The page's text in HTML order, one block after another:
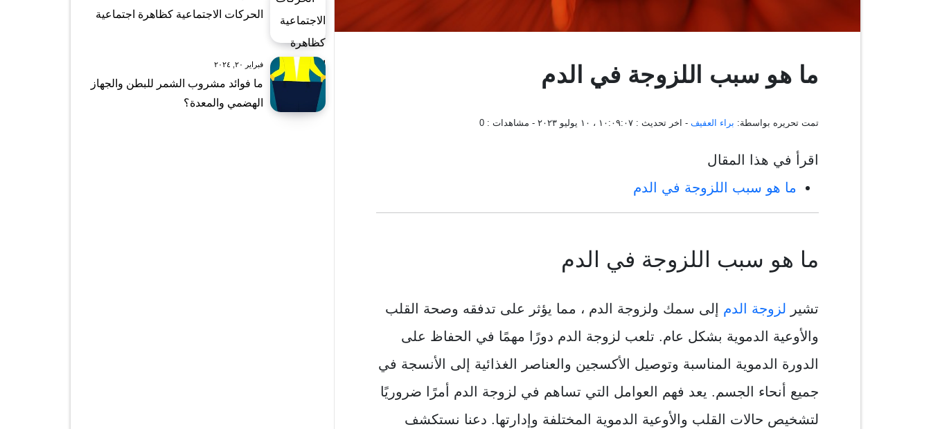
ما هو سبب اللزوجة في الدم
تمت تحريره بواسطة: براء العفيف - اخر تحديث : ١٠:٠٩:٠٧ ، ١٠ يوليو ٢٠٢٣ - مشاهدات : 0
اقرأ في هذا المقال
ما هو سبب اللزوجة في الدم
ما هو سبب اللزوجة في الدم
تشير لزوجة الدم إلى سمك ولزوجة الدم ، مما يؤثر على تدفقه وصحة القلب
والأوعية الدموية بشكل عام. تلعب لزوجة الدم دورًا مهمًا في الحفاظ على
الدورة الدموية المناسبة وتوصيل الأكسجين والعناصر الغذائية إلى الأنسجة في
جميع أنحاء الجسم. يعد فهم العوامل التي تساهم في لزوجة الدم أمرًا ضروريًا
لتشخيص حالات القلب والأوعية الدموية المختلفة وإدارتها. دعنا نستكشف
الحركات الاجتماعية كظاهرة اجتماعية
فبراير ٢٠, ٢٠٢٤
ما فوائد مشروب الشمر للبطن والجهاز
الهضمي والمعدة؟